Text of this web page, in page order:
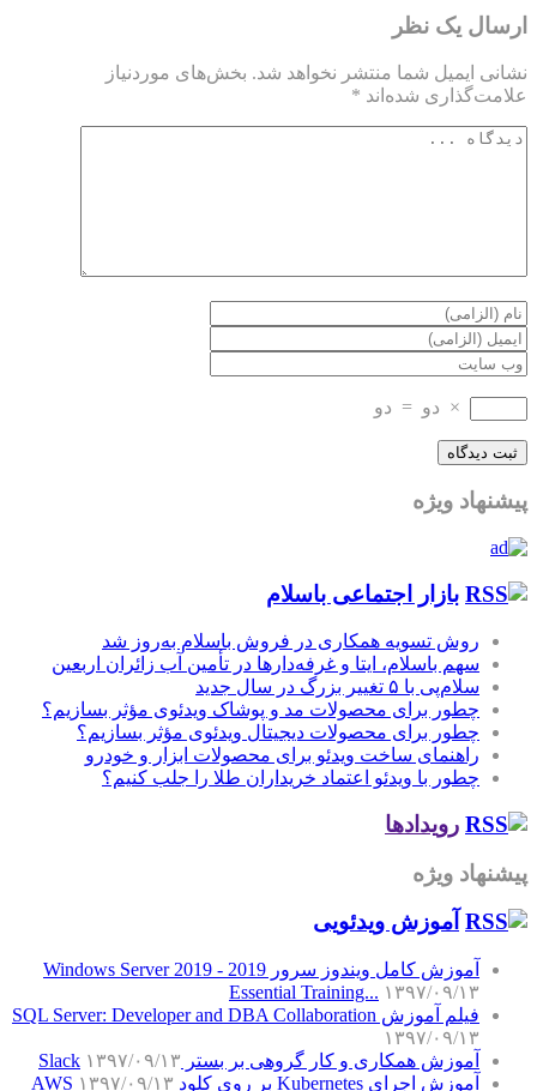
ارسال یک نظر
نشانی ایمیل شما منتشر نخواهد شد. بخش‌های موردنیاز
علامت‌گذاری شده‌اند *
× دو = دو
پیشنهاد ویژه
بازار اجتماعی باسلام
روش تسویه همکاری در فروش باسلام به‌روز شد
سهم باسلام، ایتا و غرفه‌دارها در تأمین آب زائران اربعین
سلام‌پی با ۵ تغییر بزرگ در سال جدید
چطور برای محصولات مد و پوشاک ویدئوی مؤثر بسازیم؟
چطور برای محصولات دیجیتال ویدئوی مؤثر بسازیم؟
راهنمای ساخت ویدئو برای محصولات ابزار و خودرو
چطور با ویدئو اعتماد خریداران طلا را جلب کنیم؟
رویدادها
پیشنهاد ویژه
آموزش‌ ویدئویی
آموزش کامل ویندوز سرور 2019 - Windows Server 2019
Essential Training... ۱۳۹۷/۰۹/۱۳
فیلم آموزش SQL Server: Developer and DBA Collaboration
۱۳۹۷/۰۹/۱۳
آموزش همکاری و کار گروهی بر بستر Slack ۱۳۹۷/۰۹/۱۳
آموزش اجرای Kubernetes بر روی کلود AWS
۱۳۹۷/۰۹/۱۳